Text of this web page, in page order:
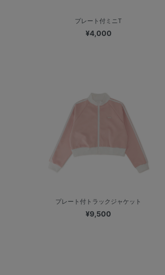
プレート付ミニT
¥4,000
プレート付トラックジャケット
¥9,500